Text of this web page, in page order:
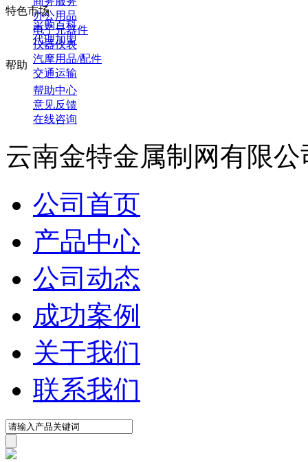
办公用品
电子元器件
仪器仪表
汽摩用品/配件
交通运输
特色市场
采购百科
代理加盟
帮助
帮助中心
意见反馈
在线咨询
云南金特金属制网有限公
公司首页
产品中心
公司动态
成功案例
关于我们
联系我们